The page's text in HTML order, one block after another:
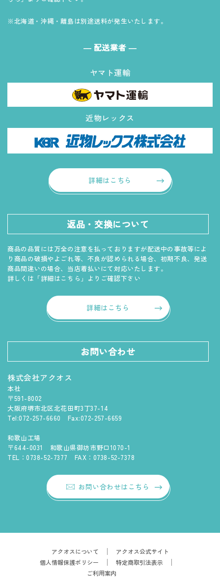
※北海道・沖縄・離島は別途送料が発生いたします。
― 配送業者 ―
ヤマト運輸
近物レックス
詳細はこちら
返品・交換について
商品の品質には万全の注意を払っておりますが配送中の事故等によ
り商品の破損やよごれ等、不良が認められる場合、初期不良、発送
商品間違いの場合、当店着払いにて対応いたします。
詳しくは「詳細はこちら」よりご確認下さい
詳細はこちら
お問い合わせ
株式会社アクオス
本社
〒591-8002
大阪府堺市北区北花田町3丁37-14
Tel:072-257-6660 Fax:072-257-6659
和歌山工場
〒644-0031 和歌山県御坊市野口1070-1
TEL：0738-52-7377 FAX：0738-52-7378
お問い合わせはこちら
アクオスについて
アクオス公式サイト
個人情報保護ポリシー
特定商取引法表示
ご利用案内